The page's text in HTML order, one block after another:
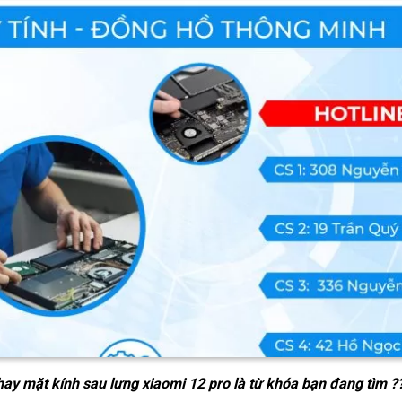
mặt kính sau lưng xiaomi 12 prolà từ khóa bạn đang tìm